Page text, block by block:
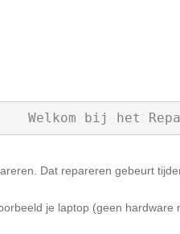
Dat repareren gebeurt
je laptop (geen